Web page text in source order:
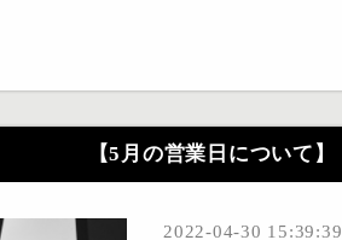
【5月の営業日について】
2022-04-30 15:39:39